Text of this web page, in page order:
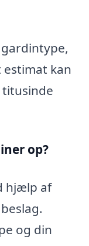
kan
op?
hjælp af
og din